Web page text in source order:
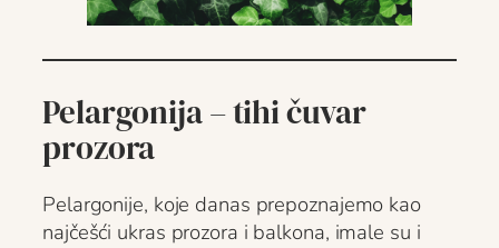
Pelargonija – tihi čuvar
prozora
Pelargonije, koje danas prepoznajemo kao
najčešći ukras prozora i balkona, imale su i